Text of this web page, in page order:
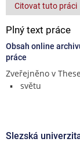
Citovat tuto práci
Plný text práce
Obsah online
práce
Zveřejněno v
světu
Slezská